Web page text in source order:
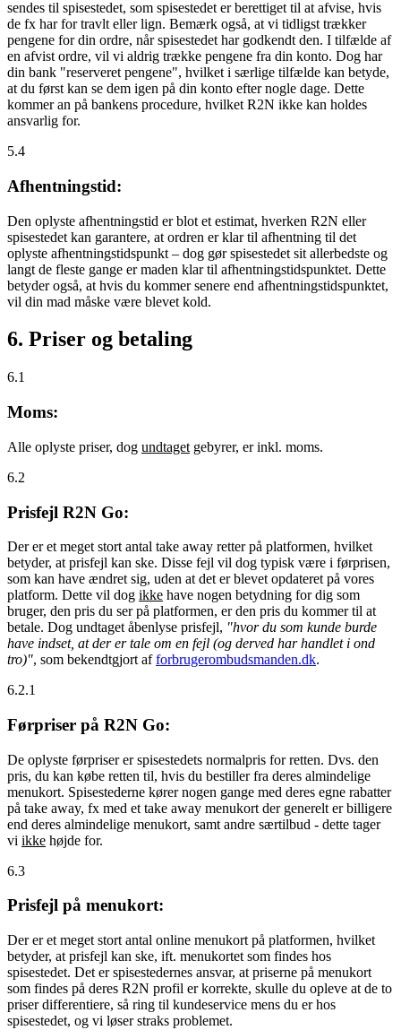
sendes til spisestedet, som spisestedet er berettiget til at afvise, hvis
de fx har for travlt eller lign. Bemærk også, at vi tidligst trækker
pengene for din ordre, når spisestedet har godkendt den. I tilfælde af
en afvist ordre, vil vi aldrig trække pengene fra din konto. Dog har
din bank "reserveret pengene", hvilket i særlige tilfælde kan betyde,
at du først kan se dem igen på din konto efter nogle dage. Dette
kommer an på bankens procedure, hvilket R2N ikke kan holdes
ansvarlig for.
5.4
Afhentningstid:
Den oplyste afhentningstid er blot et estimat, hverken R2N eller
spisestedet kan garantere, at ordren er klar til afhentning til det
oplyste afhentningstidspunkt – dog gør spisestedet sit allerbedste og
langt de fleste gange er maden klar til afhentningstidspunktet. Dette
betyder også, at hvis du kommer senere end afhentningstidspunktet,
vil din mad måske være blevet kold.
6. Priser og betaling
6.1
Moms:
Alle oplyste priser, dog undtaget gebyrer, er inkl. moms.
6.2
Prisfejl R2N Go:
Der er et meget stort antal take away retter på platformen, hvilket
betyder, at prisfejl kan ske. Disse fejl vil dog typisk være i førprisen,
som kan have ændret sig, uden at det er blevet opdateret på vores
platform. Dette vil dog ikke have nogen betydning for dig som
bruger, den pris du ser på platformen, er den pris du kommer til at
betale. Dog undtaget åbenlyse prisfejl, "hvor du som kunde burde
have indset, at der er tale om en fejl (og derved har handlet i ond
tro)", som bekendtgjort afforbrugerombudsmanden.dk.
6.2.1
Førpriser på R2N Go:
De oplyste førpriser er spisestedets normalpris for retten. Dvs. den
pris, du kan købe retten til, hvis du bestiller fra deres almindelige
menukort. Spisestederne kører nogen gange med deres egne rabatter
på take away, fx med et take away menukort der generelt er billigere
end deres almindelige menukort, samt andre særtilbud - dette tager
vi ikke højde for.
6.3
Prisfejl på menukort:
Der er et meget stort antal online menukort på platformen, hvilket
betyder, at prisfejl kan ske, ift. menukortet som findes hos
spisestedet. Det er spisestedernes ansvar, at priserne på menukort
som findes på deres R2N profil er korrekte, skulle du opleve at de to
priser differentiere, så ring til kundeservice mens du er hos
spisestedet, og vi løser straks problemet.